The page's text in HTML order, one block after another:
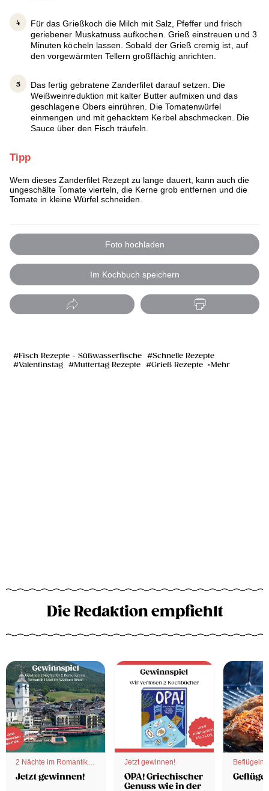
Für das Grießkoch die Milch mit Salz, Pfeffer und frisch
geriebener Muskatnuss aufkochen. Grieß einstreuen und 3
Minuten köcheln lassen. Sobald der Grieß cremig ist, auf
den vorgewärmten Tellern großflächig anrichten.
Das fertig gebratene Zanderfilet darauf setzen. Die
Weißweinreduktion mit kalter Butter aufmixen und das
geschlagene Obers einrühren. Die Tomatenwürfel
einmengen und mit gehacktem Kerbel abschmecken. Die
Sauce über den Fisch träufeln.
Tipp
Wem dieses Zanderfilet Rezept zu lange dauert, kann auch die
ungeschälte Tomate vierteln, die Kerne grob entfernen und die
Tomate in kleine Würfel schneiden.
Foto hochladen
Im Kochbuch speichern
Fisch Rezepte - Süßwasserfische
Schnelle Rezepte
Valentinstag
Muttertag Rezepte Grieß Rezepte Mehr
Die Redaktion empfiehlt
2 Nächte im Romantik
Hotel
Jetzt gewinnen!
Jetzt gewinnen!
OPA! Griechischer
Genuss wie in der